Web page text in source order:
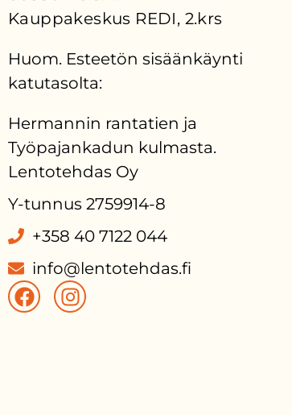
Kauppakeskus REDI, 2.krs
Huom. Esteetön sisäänkäynti
katutasolta:
Hermannin rantatien ja
Työpajankadun kulmasta.
Lentotehdas Oy
Y-tunnus 2759914-8
+358 40 7122 044
info@lentotehdas.fi